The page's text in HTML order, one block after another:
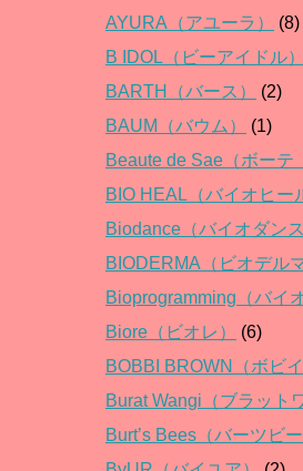
AYURA（アユーラ）
(8)
B IDOL（ビーアイドル）
BARTH（バース）
(2)
BAUM（バウム）
(1)
Beaute de Sae（ボー
BIO HEAL（バイオヒー
Biodance（バイオダンス
BIODERMA（ビオデルマ
Bioprogramming（バイ
Biore（ビオレ）
(6)
BOBBI BROWN（ボビイ
Burat Wangi（ブラット
Burt’s Bees（バーツビー